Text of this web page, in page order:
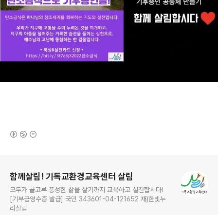
함께살림! 기독교환경교육센터 살림
모두가 골고루 풍성한 삶을 살기까지 교육하고 실천합시다!
[기부금영수증 발급] 국민 343601-04-121652 재)한빛누
리살림